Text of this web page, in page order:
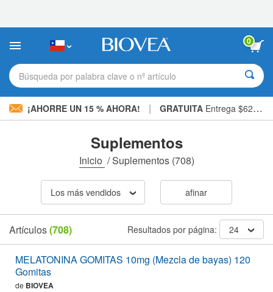
sitio
incluye
sistema
de
0
Búsqueda por palabra clave o nº artículo
¡AHORRE UN 15 % AHORA! | GRATUITA Entrega $62.900 »
Suplementos
Inicio /Suplementos(708)
Los más vendidos afinar
Artículos(708) Resultados por página: 24
MELATONINA GOMITAS 10mg (Mezcla de bayas) 120
Gomitas
de BIOVEA